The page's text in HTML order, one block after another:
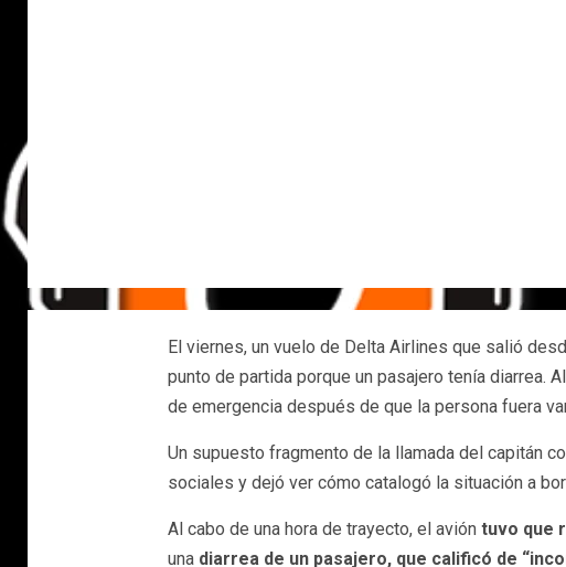
El viernes, un vuelo de Delta Airlines que salió
punto de partida porque un pasajero tenía diarrea.
de emergencia después de que la persona fuera
Un supuesto fragmento de la llamada del capitán
sociales y dejó ver cómo catalogó la situación a
Al cabo de una hora de trayecto, el avión tuvo que
una diarrea de un pasajero, que calificó de